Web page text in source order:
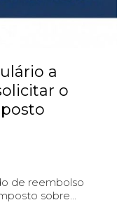
a
o
de reembolso
sobre...